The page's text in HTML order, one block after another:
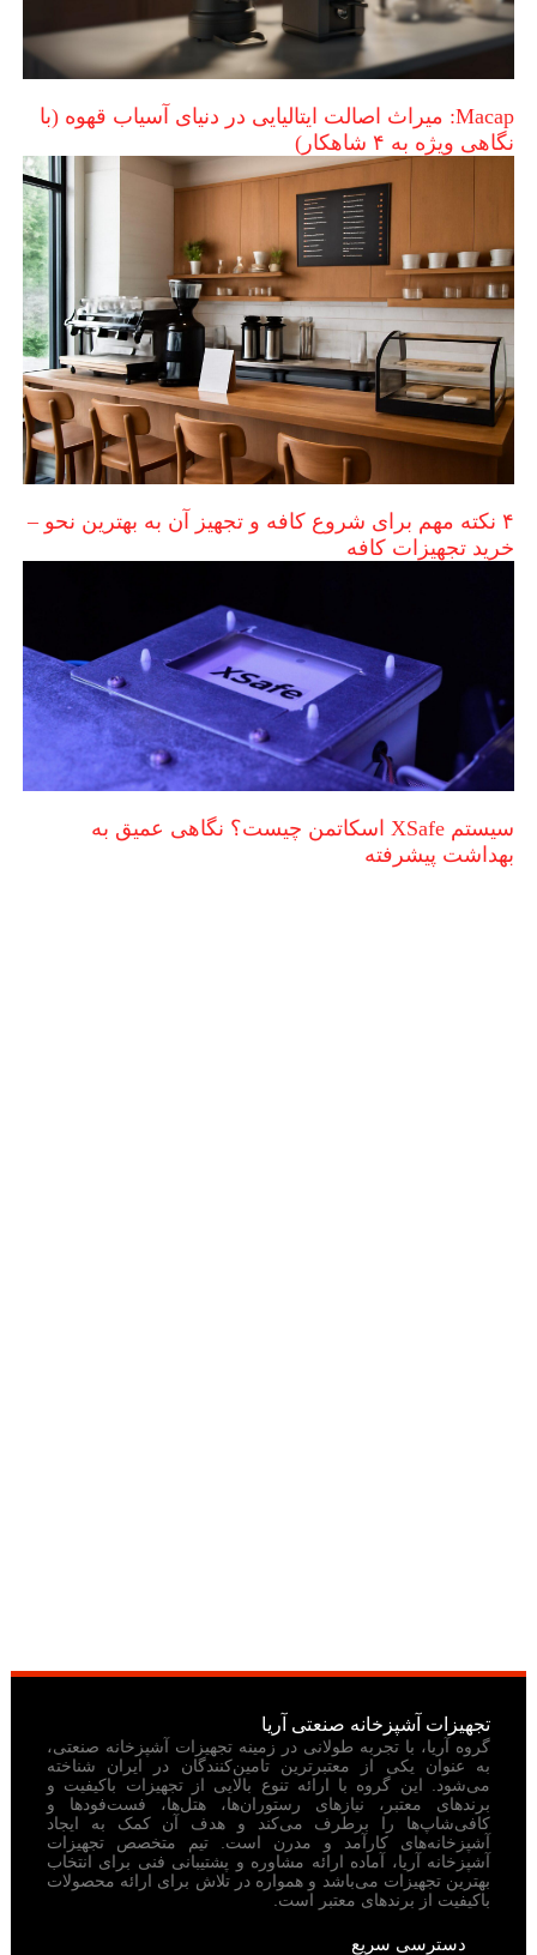
Macap: میراث اصالت ایتالیایی در دنیای آسیاب قهوه (با
نگاهی ویژه به ۴ شاهکار)
۴ نکته مهم برای شروع کافه و تجهیز آن به بهترین نحو –
خرید تجهیزات کافه
سیستم XSafe اسکاتمن چیست؟ نگاهی عمیق به
بهداشت پیشرفته
تجهیزات آشپزخانه صنعتی آریا
گروه آریا، با تجربه طولانی در زمینه تجهیزات آشپزخانه صنعتی،
به عنوان یکی از معتبرترین تامین‌کنندگان در ایران شناخته
می‌شود. این گروه با ارائه تنوع بالایی از تجهیزات باکیفیت و
برندهای معتبر، نیازهای رستوران‌ها، هتل‌ها، فست‌فودها و
کافی‌شاپ‌ها را برطرف می‌کند و هدف آن کمک به ایجاد
آشپزخانه‌های کارآمد و مدرن است. تیم متخصص تجهیزات
آشپزخانه آریا، آماده ارائه مشاوره و پشتیبانی فنی برای انتخاب
بهترین تجهیزات می‌باشد و همواره در تلاش برای ارائه محصولات
باکیفیت از برندهای معتبر است.
دسترسی سریع